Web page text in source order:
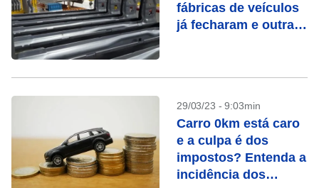
fábricas de veículos
já fecharam e outra
29/03/23 - 9:03min
Carro 0km está caro
e a culpa é dos
impostos? Entenda a
incidência dos